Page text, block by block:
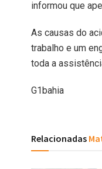
informou que
As causas do
trabalho e um
toda a
G1bahia
Relacionadas